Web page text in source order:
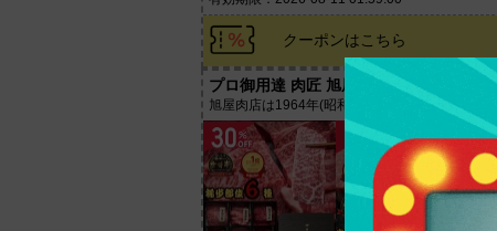
クーポンはこちら
プロ御用達 肉匠 旭屋
旭屋肉店は1964年(昭和39年)創業の老舗食肉店